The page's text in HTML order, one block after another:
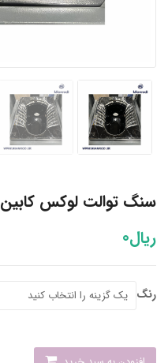
سنگ توالت لوکس کابین
ریال0
رنگ
سنگ